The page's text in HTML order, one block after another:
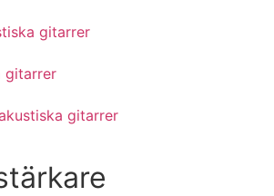
gitarrer
gitarrer
gitarrer